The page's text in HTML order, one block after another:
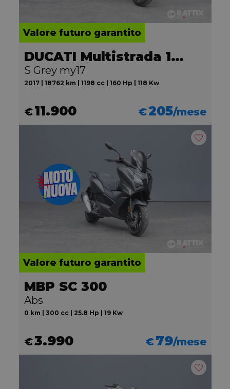
Valore futuro garantito
DUCATI Multistrada 1200
S Grey my17
2017 | 18762 km | 1198 cc | 160 Hp | 118 Kw
€11.900 €205/mese
Valore futuro garantito
MBP SC 300
Abs
0 km | 300 cc | 25.8 Hp | 19 Kw
€3.990 €79/mese